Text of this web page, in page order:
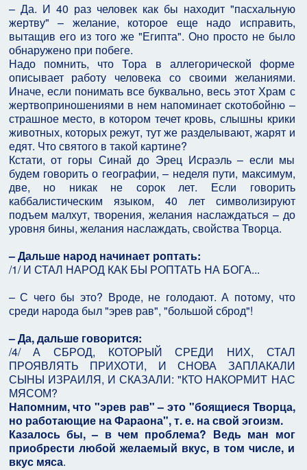
– Да. И 40 раз человек как бы находит "пасхальную
жертву" – желание, которое еще надо исправить,
вытащив его из того же "Египта". Оно просто не было
обнаружено при побеге.
Надо помнить, что Тора в аллегорической форме
описывает работу человека со своими желаниями.
Иначе, если понимать все буквально, весь этот Храм с
жертвоприношениями в нем напоминает скотобойню –
страшное место, в котором течет кровь, слышны крики
животных, которых режут, тут же разделывают, жарят и
едят. Что святого в такой картине?
Кстати, от горы Синай до Эрец Исраэль – если мы
будем говорить о географии, – неделя пути, максимум,
две, но никак не сорок лет. Если говорить
каббалистическим языком, 40 лет символизируют
подъем малхут, творения, желания наслаждаться – до
уровня бины, желания наслаждать, свойства Творца.
– Дальше народ начинает роптать:
/1/ И СТАЛ НАРОД КАК БЫ РОПТАТЬ НА БОГА...
– С чего бы это? Вроде, не голодают. А потому, что
среди народа был "эрев рав", "большой сброд"!
– Да, дальше говорится:
/4/ А СБРОД, КОТОРЫЙ СРЕДИ НИХ, СТАЛ
ПРОЯВЛЯТЬ ПРИХОТИ, И СНОВА ЗАПЛАКАЛИ
СЫНЫ ИЗРАИЛЯ, И СКАЗАЛИ: "КТО НАКОРМИТ НАС
МЯСОМ?
Напомним, что "эрев рав" – это "боящиеся Творца,
но работающие на Фараона", т. е. на свой эгоизм.
Казалось бы, – в чем проблема? Ведь ман мог
приобрести любой желаемый вкус, в том числе, и
вкус мяса.